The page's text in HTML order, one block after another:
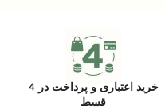
خرید اعتباری و پرداخت در 4
قسط